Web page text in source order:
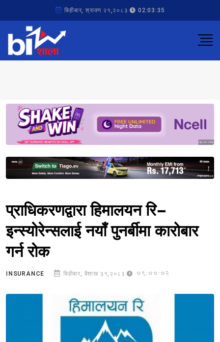
बिहीबार, श्रावण २१,२०८३ 02:03:35
Sponsored
Sponsored
प्राधिकरणद्वारा हिमालयन रि–
इन्स्योरेन्सलाई नयाँ पुनर्बीमा कारोबार
गर्न रोक
INSURANCE बिहीबार, बैशाख ३१,२०८३ 09:00:02